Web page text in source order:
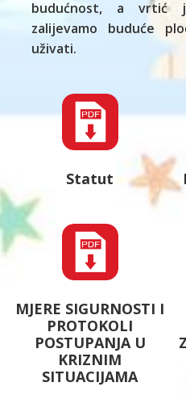
budućnost, a vrtić
zalijevamo buduće
uživati.
Statut
MJERE SIGURNOSTI I
PROTOKOLI
POSTUPANJA U
KRIZNIM
SITUACIJAMA